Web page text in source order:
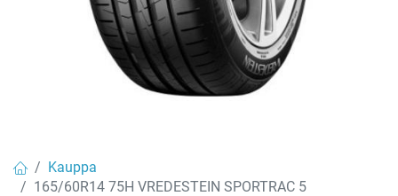
Kauppa
165/60R14 75H VREDESTEIN SPORTRAC 5